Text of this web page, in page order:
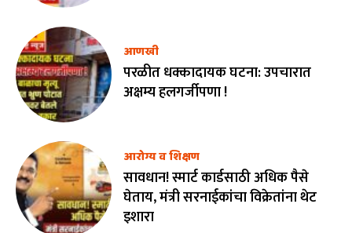
आणखी
परळीत धक्कादायक घटना: उपचारात
अक्षम्य हलगर्जीपणा !
आरोग्य व शिक्षण
सावधान! स्मार्ट कार्डसाठी अधिक पैसे
घेताय, मंत्री सरनाईकांचा विक्रेतांना थेट
इशारा